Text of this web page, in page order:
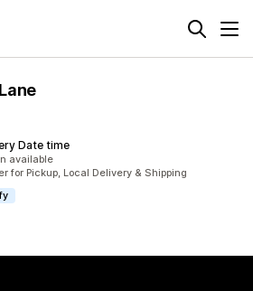
Date time
23
available
for Pickup, Local Delivery & Shipping